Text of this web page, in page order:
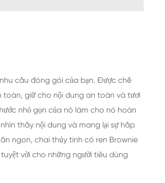
cầu đóng gói của bạn. Được chế
toàn, giữ cho nội dung an toàn và tươi
nhỏ gọn của nó làm cho nó hoàn
thấy nội dung và mang lại sự hấp
ngon, chai thủy tinh có ren Brownie
vời cho những người tiêu dùng